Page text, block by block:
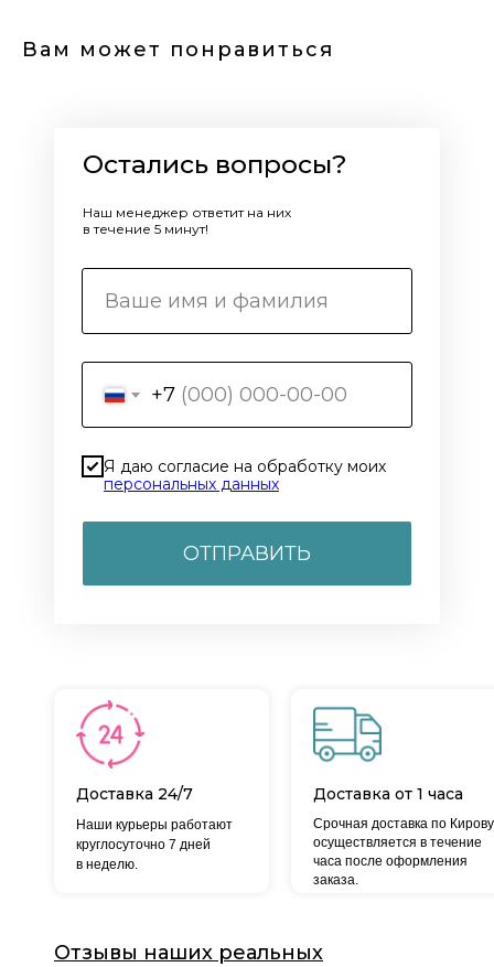
Вам может понравиться
+7
Я даю согласие на обработку моих
персональных данных
ОТПРАВИТЬ
Остались вопросы?
Наш менеджер ответит на них
в течение 5 минут!
Доставка 24/7
Срочная доставка по Кирову
осуществляется в течение
часа после оформления
заказа.
Наши курьеры работают
круглосуточно 7 дней
в неделю.
Доставка от 1 часа
Отзывы наших реальных